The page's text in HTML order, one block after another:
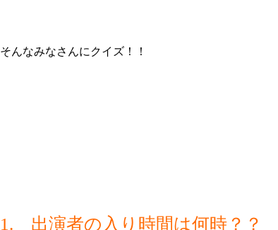
そんなみなさんにクイズ！！
1. 出演者の入り時間は何時？？